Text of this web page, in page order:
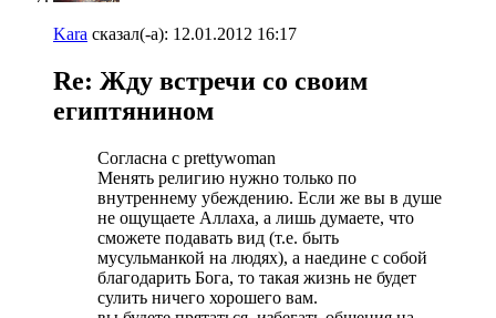
Kara сказал(-а): 12.01.2012 16:17
Re: Жду встречи со своим
египтянином
Согласна с prettywoman
Менять религию нужно только по
внутреннему убеждению. Если же вы в душе
не ощущаете Аллаха, а лишь думаете, что
сможете подавать вид (т.е. быть
мусульманкой на людях), а наедине с собой
благодарить Бога, то такая жизнь не будет
сулить ничего хорошего вам.